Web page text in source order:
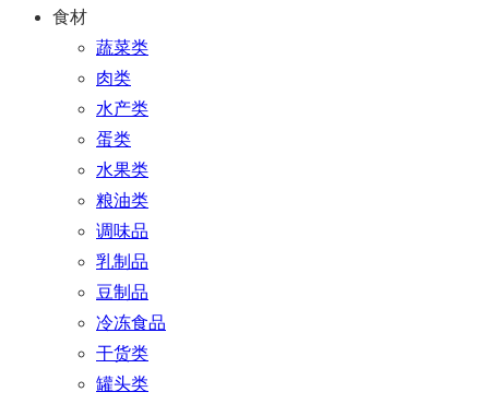
食材
蔬菜类
肉类
水产类
蛋类
水果类
粮油类
调味品
乳制品
豆制品
冷冻食品
干货类
罐头类